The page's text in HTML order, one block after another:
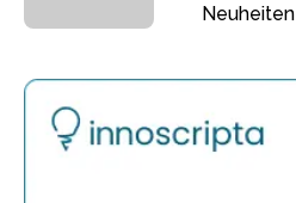
Neuheiten